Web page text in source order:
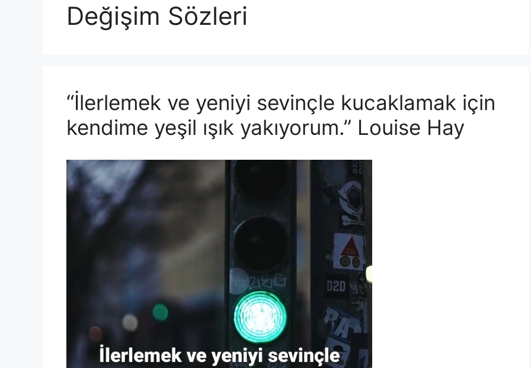
Değişim Sözleri
“İlerlemek ve yeniyi sevinçle kucaklamak için
kendime yeşil ışık yakıyorum.” Louise Hay